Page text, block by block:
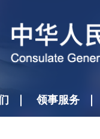
领事服务